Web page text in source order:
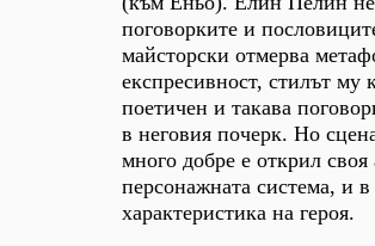
поговорките и
майсторски отмерва
експресивност, стилът му
поетичен и такава
в неговия почерк. Но
много добре е открил
персонажната система, и в
характеристика на героя.